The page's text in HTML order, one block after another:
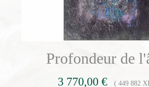
Profondeur de
3 770,00 € ( 449 882